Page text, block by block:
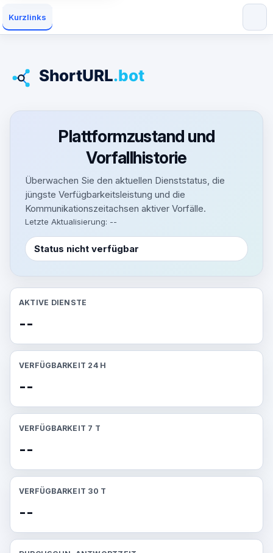
Kurzlinks
Plattformzustand und
Vorfallhistorie
Überwachen Sie den aktuellen Dienststatus, die
jüngste Verfügbarkeitsleistung und die
Kommunikationszeitachsen aktiver Vorfälle.
Letzte Aktualisierung: --
Status nicht verfügbar
AKTIVE DIENSTE
--
VERFÜGBARKEIT 24 H
--
VERFÜGBARKEIT 7 T
--
VERFÜGBARKEIT 30 T
--